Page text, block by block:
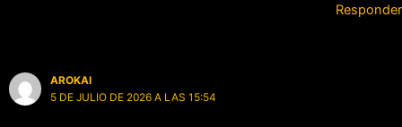
Responder
AROKAI
5 DE JULIO DE 2026 A LAS 15:54